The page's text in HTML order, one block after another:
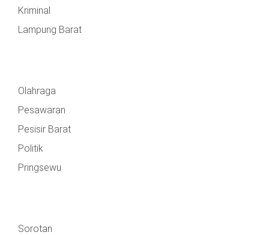
Kriminal
Lampung Barat
Olahraga
Pesawaran
Pesisir Barat
Politik
Pringsewu
Sorotan